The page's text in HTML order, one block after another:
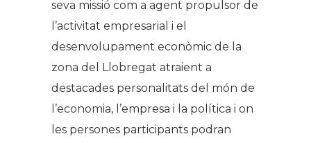
seva missió com a agent propulsor de
l’activitat empresarial i el
desenvolupament econòmic de la
zona del Llobregat atraient a
destacades personalitats del món de
l’economia, l’empresa i la política i on
les persones participants podran